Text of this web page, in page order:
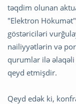
təqdim olunan
"Elektron
göstəriciləri
nailiyyətlərin və
qurumlar ilə
qeyd etmişdir.
Qeyd edək ki,